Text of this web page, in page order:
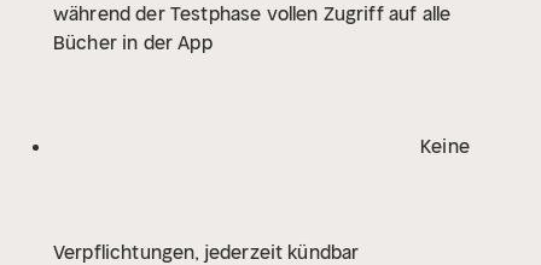
während der Testphase vollen Zugriff auf alle
Bücher in der App
Keine
Verpflichtungen, jederzeit kündbar